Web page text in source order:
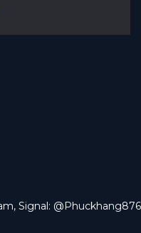
Signal: @Phuckhang876